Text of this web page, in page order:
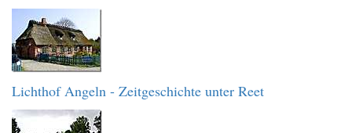
Lichthof Angeln - Zeitgeschichte unter Reet